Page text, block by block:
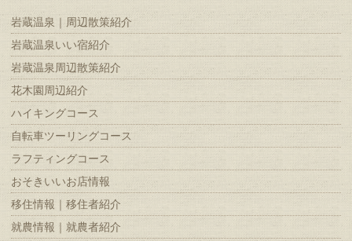
岩蔵温泉｜周辺散策紹介
岩蔵温泉いい宿紹介
岩蔵温泉周辺散策紹介
花木園周辺紹介
ハイキングコース
自転車ツーリングコース
ラフティングコース
おそきいいお店情報
移住情報｜移住者紹介
就農情報｜就農者紹介